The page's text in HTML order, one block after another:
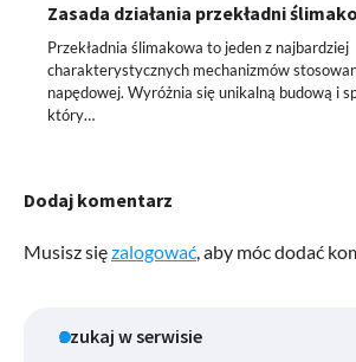
Zasada działania przekładni
Przekładnia ślimakowa to jeden z najbardziej
charakterystycznych mechanizmów
napędowej. Wyróżnia się unikalną budową i
który…
Dodaj komentarz
Musisz sięzalogować, aby móc dodać
Szukaj w serwisie